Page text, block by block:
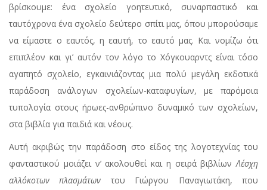
βρίσκουμε: ένα σχολείο γοητευτικό, συναρπαστικό και
ταυτόχρονα ένα σχολείο δεύτερο σπίτι μας, όπου μπορούσαμε
να είμαστε ο εαυτός, η εαυτή, το εαυτό μας. Και νομίζω ότι
επιπλέον και γι’ αυτόν τον λόγο το Χόγκουαρντς είναι τόσο
αγαπητό σχολείο, εγκαινιάζοντας μια πολύ μεγάλη εκδοτικά
παράδοση ανάλογων σχολείων-καταφυγίων, με παρόμοια
τυπολογία στους ήρωες-ανθρώπινο δυναμικό των σχολείων,
στα βιβλία για παιδιά και νέους.
Αυτή ακριβώς την παράδοση στο είδος της λογοτεχνίας του
φανταστικού μοιάζει ν’ ακολουθεί και η σειρά βιβλίων Λέσχη
αλλόκοτων πλασμάτων του Γιώργου Παναγιωτάκη, που